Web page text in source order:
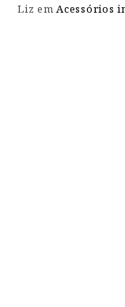
Liz emAcessórios